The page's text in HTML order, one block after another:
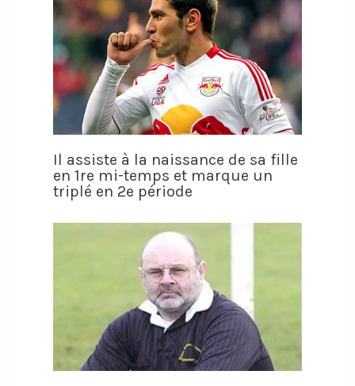
Il assiste à la naissance de sa fille
en 1re mi-temps et marque un
triplé en 2e période